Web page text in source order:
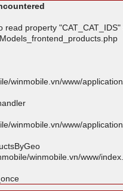
read property "CAT_CAT_IDS"
winmobile.vn/www/
winmobile.vn/www/
winmobile.vn/www/